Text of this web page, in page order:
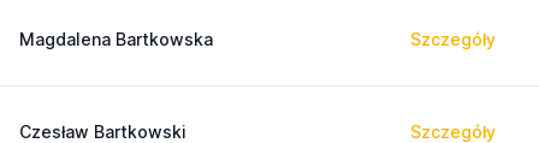
Magdalena Bartkowska Szczegóły
Czesław Bartkowski Szczegóły